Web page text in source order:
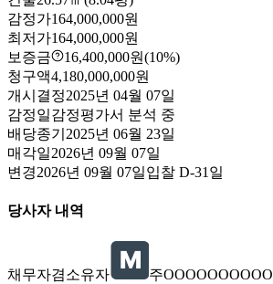
감정가164,000,000원
최저가164,000,000원
보증금
16,400,000원(10%)
청구액4,180,000,000원
개시결정2025년 04월 07일
감정일감정평가서 분석 중
배당종기 2025년 06월 23일
매각일2026년 09월 07일
변경2026년 09월 07일입찰 D-31 일
당사자 내역
채무자겸소유자 주OOOOOOOOOO